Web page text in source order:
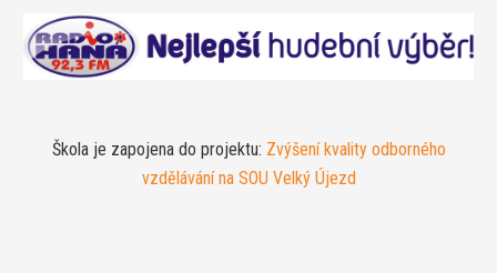
Škola je zapojena do projektu: Zvýšení kvality odborného
vzdělávání na SOU Velký Újezd